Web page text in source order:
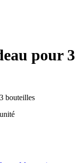
pour 3